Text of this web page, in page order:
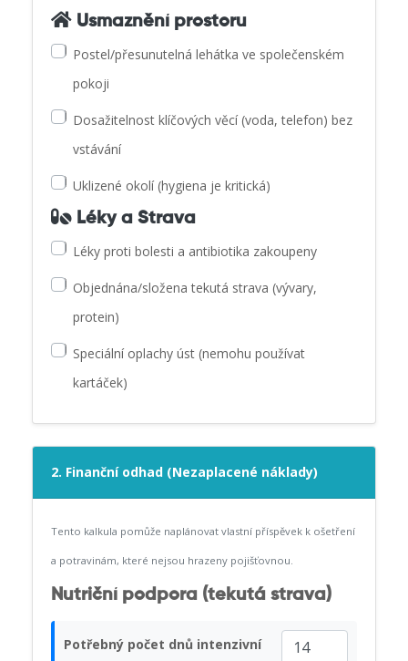
Usmaznění prostoru
Postel/přesunutelná lehátka ve společenském
pokoji
Dosažitelnost klíčových věcí (voda, telefon) bez
vstávání
Uklizené okolí (hygiena je kritická)
Léky a Strava
Léky proti bolesti a antibiotika zakoupeny
Objednána/složena tekutá strava (vývary,
protein)
Speciální oplachy úst (nemohu používat
kartáček)
2. Finanční odhad (Nezaplacené náklady)
Tento kalkula pomůže naplánovat vlastní příspěvek k ošetření
a potravinám, které nejsou hrazeny pojišťovnou.
Nutriční podpora (tekutá strava)
Potřebný počet dnů intenzivní